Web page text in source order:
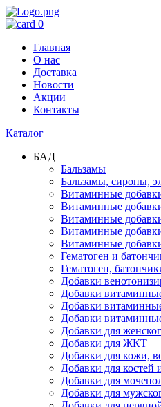
0
Главная
О нас
Доставка
Новости
Акции
Контакты
Каталог
БАД
Бальзамы
Бальзамы, сиропы,
Витаминные
Витаминные
Витаминные
Витаминные
Витаминные
Гематоген и
Гематоген,
Добавки
Добавки
Добавки
Добавки
Добавки для
Добавки для ЖКТ
Добавки для кожи,
Добавки для костей
Добавки для
Добавки для